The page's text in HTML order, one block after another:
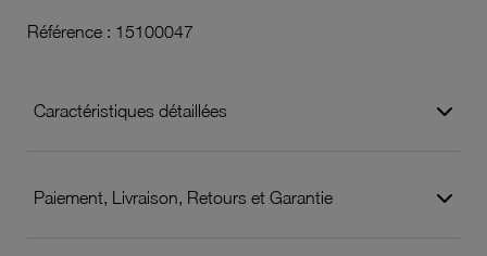
Référence : 15100047
Caractéristiques détaillées
Paiement, Livraison, Retours et Garantie